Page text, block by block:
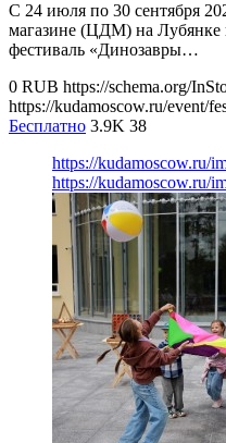
С 24 июля по 30 сентября
магазине (ЦДМ) на Лубянке
фестиваль «Динозавры…
0 RUB https://schema.org/
https://kudamoscow.ru/event/
Бесплатно 3.9K 38
https://kudamoscow.ru/
https://kudamoscow.ru/